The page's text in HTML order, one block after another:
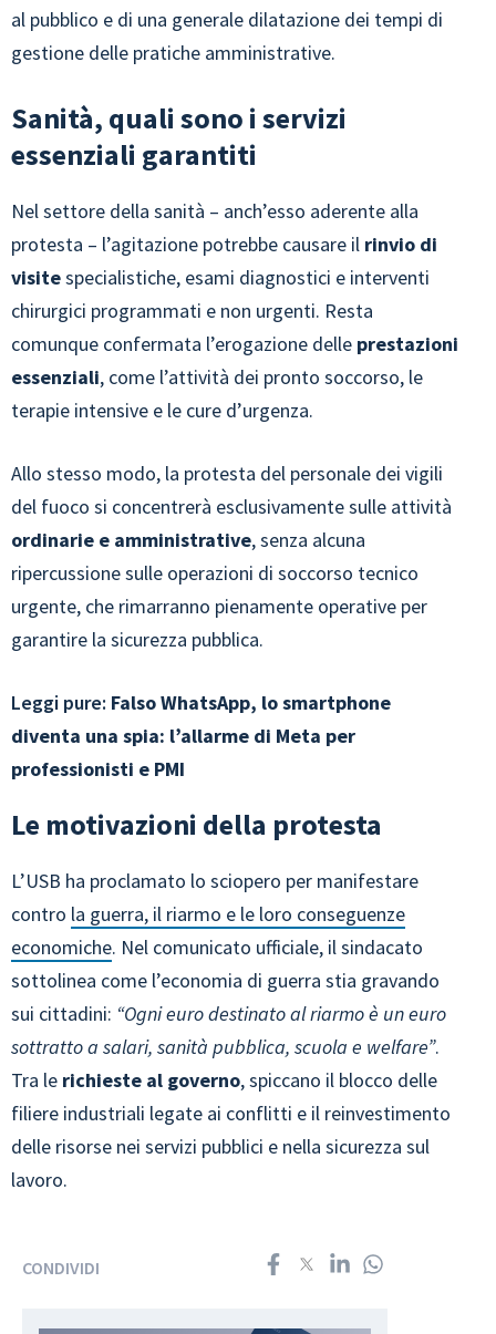
al pubblico e di una generale dilatazione dei tempi di
gestione delle pratiche amministrative.
Sanità, quali sono i servizi
essenziali garantiti
Nel settore della sanità – anch’esso aderente alla
protesta – l’agitazione potrebbe causare il rinvio di
visitespecialistiche, esami diagnostici e interventi
chirurgici programmati e non urgenti. Resta
comunque confermata l’erogazione delle prestazioni
essenziali, come l’attività dei pronto soccorso, le
terapie intensive e le cure d’urgenza.
Allo stesso modo, la protesta del personale dei vigili
del fuoco si concentrerà esclusivamente sulle attività
ordinarie e amministrative, senza alcuna
ripercussione sulle operazioni di soccorso tecnico
urgente, che rimarranno pienamente operative per
garantire la sicurezza pubblica.
Leggi pure: Falso WhatsApp, lo smartphone
diventa una spia: l’allarme di Meta per
professionisti e PMI
Le motivazioni della protesta
L’USB ha proclamato lo sciopero per manifestare
contro la guerra, il riarmo e le loro conseguenze
economiche. Nel comunicato ufficiale, il sindacato
sottolinea come l’economia di guerra stia gravando
sui cittadini: “Ogni euro destinato al riarmo è un euro
sottratto a salari, sanità pubblica, scuola e welfare”.
Tra le richieste al governo, spiccano il blocco delle
filiere industriali legate ai conflitti e il reinvestimento
delle risorse nei servizi pubblici e nella sicurezza sul
lavoro.
CONDIVIDI